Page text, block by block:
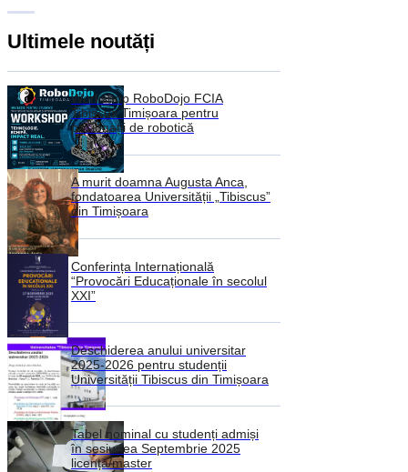
Ultimele noutăți
Workshop RoboDojo FCIA
Tibiscus Timișoara pentru
pasionații de robotică
A murit doamna Augusta Anca,
fondatoarea Universității „Tibiscus”
din Timișoara
Conferința Internațională
“Provocări Educaționale în secolul
XXI”
Deschiderea anului universitar
2025-2026 pentru studenții
Universității Tibiscus din Timișoara
Tabel nominal cu studenți admiși
în sesiunea Septembrie 2025
licență/master